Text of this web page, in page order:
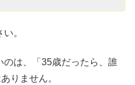
。
のは、「35歳だったら、誰
りません。